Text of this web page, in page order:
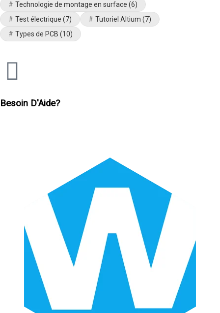
Technologie de montage en surface (6)
Test électrique (7) Tutoriel Altium (7)
Types de PCB (10)
Besoin D'Aide?